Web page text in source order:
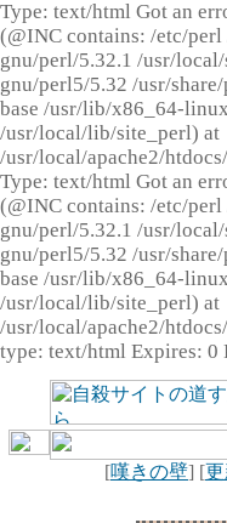
Type: text/html Got an
(@INC contains: /etc/
gnu/perl/5.32.1 /usr/
gnu/perl5/5.32 /usr/
base /usr/lib/x86_64-
/usr/local/lib/site_perl) at
/usr/local/apache2/
Type: text/html Got an
(@INC contains: /etc/
gnu/perl/5.32.1 /usr/
gnu/perl5/5.32 /usr/
base /usr/lib/x86_64-
/usr/local/lib/site_perl) at
/usr/local/apache2/
type: text/html Expires: 0
[嘆きの壁] [